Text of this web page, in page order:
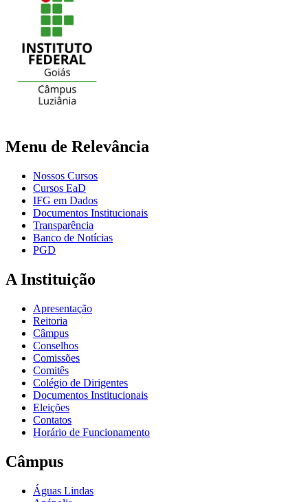
Menu de Relevância
Nossos Cursos
Cursos EaD
IFG em Dados
Documentos Institucionais
Transparência
Banco de Notícias
PGD
A Instituição
Apresentação
Reitoria
Câmpus
Conselhos
Comissões
Comitês
Colégio de Dirigentes
Documentos Institucionais
Eleições
Contatos
Horário de Funcionamento
Câmpus
Águas Lindas